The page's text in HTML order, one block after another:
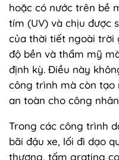
hoặc có nước trên bề
tím (UV) và chịu được
của thời tiết ngoài trời
độ bền và thẩm mỹ
định kỳ. Điều này
công trình mà còn
an toàn cho công
Trong các công trình
bãi đậu xe, lối đi dạo
thượng, tấm grating